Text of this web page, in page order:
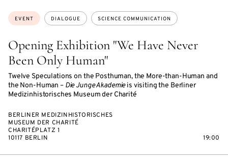
Opening Exhibition "We Have Never
Been Only Human"
Twelve Speculations on the Posthuman, the More-than-Human and
the Non-Human – Die Junge Akademieis visiting the Berliner
Medizinhistorisches Museum der Charité
Topics:
EVENT DIALOGUE SCIENCE COMMUNICATION
BERLINER MEDIZINHISTORISCHES
MUSEUM DER CHARITÉ
CHARITÉPLATZ 1
10117 BERLIN
19:00